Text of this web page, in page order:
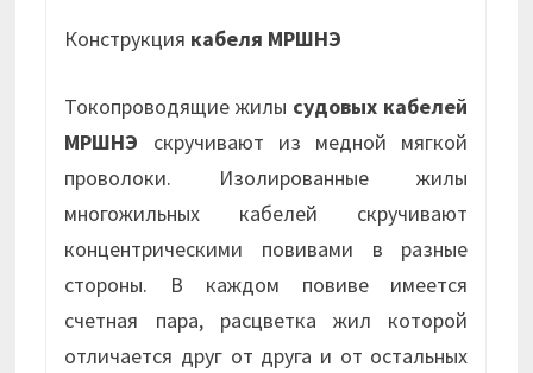
Конструкция кабеля МРШНЭ
Токопроводящие жилы судовых кабелей
МРШНЭ скручивают из медной мягкой
проволоки. Изолированные жилы
многожильных кабелей скручивают
концентрическими повивами в разные
стороны. В каждом повиве имеется
счетная пара, расцветка жил которой
отличается друг от друга и от остальных